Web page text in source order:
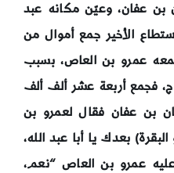
بن عفان،وعيّن مكانه عبد
الأخير جمع أموال من
عمرو بن العاص، بسبب
فجمع أربعة عشر ألف ألف
بن عفان فقال لعمرو بن
بعدك يا أبا عبد الله،
عمرو بن العاص “نعم،